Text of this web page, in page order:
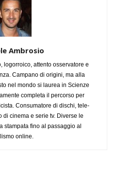
Ambrosio
logorroico, attento osservatore e
Campano di origini, ma alla
nel mondo si laurea in Scienze
completa il percorso per
Consumatore di dischi, tele-
cinema e serie tv. Diverse le
stampata fino al passaggio al
online.